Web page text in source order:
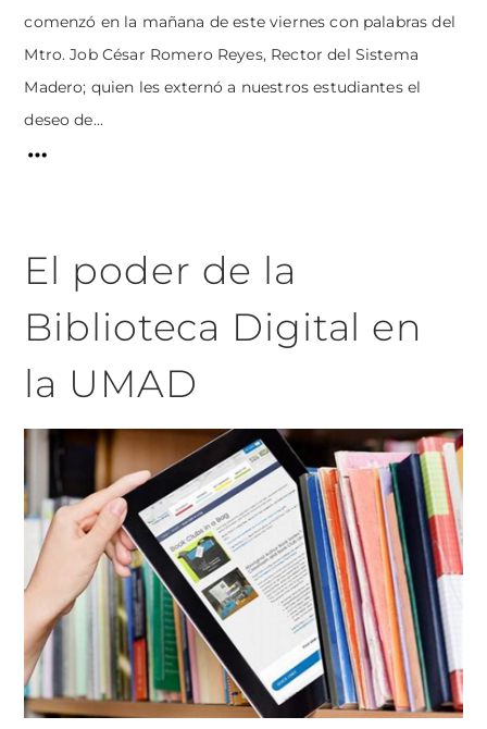
comenzó en la mañana de este viernes con palabras del
Mtro. Job César Romero Reyes, Rector del Sistema
Madero; quien les externó a nuestros estudiantes el
deseo de...
El poder de la
Biblioteca Digital en
la UMAD